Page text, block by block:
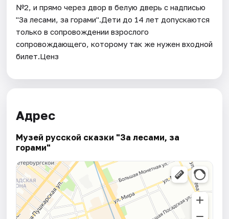
№2, и прямо через двор в белую дверь с надписью
"За лесами, за горами".Дети до 14 лет допускаются
только в сопровождении взрослого
сопровождающего, которому так же нужен входной
билет.Ценз
Адрес
Музей русской сказки "За лесами, за
горами"